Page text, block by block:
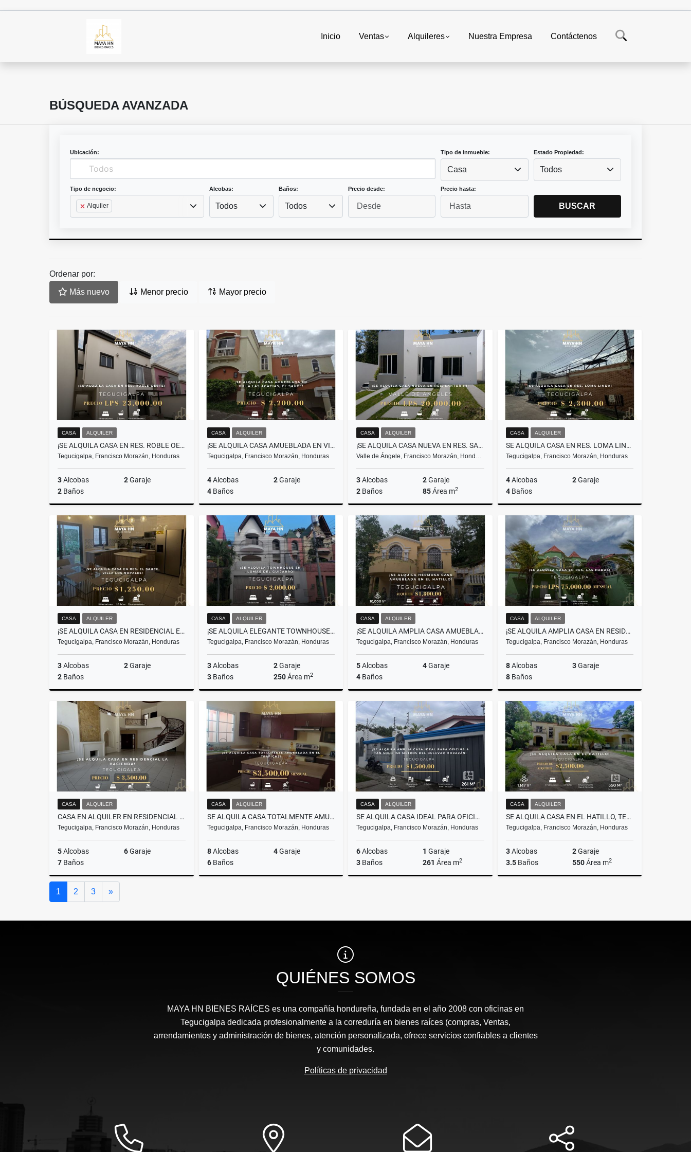
Inicio Ventas Alquileres Nuestra Empresa Contáctenos
BÚSQUEDA AVANZADA
Ubicación: Tipo de inmueble:
Casa
Estado Propiedad:
Todos
Tipo de negocio:
Alquiler
Alcobas:
Todos
Baños:
Todos
Precio desde: Precio hasta:
BUSCAR
Ordenar por:
Más nuevo Menor precio Mayor precio
CASA ALQUILER
¡SE ALQUILA CASA EN RES. ROBLE OESTE, TEGUCIGALPA!
Tegucigalpa, Francisco Morazán, Honduras
3Alcobas 2Garaje
2 Baños
L23,000
CASA ALQUILER
¡SE ALQUILA CASA AMUEBLADA EN VILLA LAS ACACIAS, EL SAUCE!
Tegucigalpa, Francisco Morazán, Honduras
4Alcobas 2Garaje
4Baños
Alquiler
US$2,200
CASA ALQUILER
¡SE ALQUILA CASA NUEVA EN RES. SANTORINI, VALLE DE ÁNGELES!
Valle de Ángele, Francisco Morazán, Hond…
3Alcobas 2Garaje
2 Baños 85Área m2
Alquiler
L20,000
CASA ALQUILER
SE ALQUILA CASA EN RES. LOMA LINDA, TEGUCIGALPA
Tegucigalpa, Francisco Morazán, Honduras
4Alcobas 2Garaje
4Baños
Alquiler
US$2,300
CASA ALQUILER
¡SE ALQUILA CASA EN RESIDENCIAL EL SAUCE – VILLA LOS NOPALES!
Tegucigalpa, Francisco Morazán, Honduras
3Alcobas 2Garaje
2 Baños
Alquiler
US$1,250
CASA ALQUILER
¡SE ALQUILA ELEGANTE TOWNHOUSE EN LOMAS DEL GUIJARRO – TEGUCIGALPA!
Tegucigalpa, Francisco Morazán, Honduras
3Alcobas 2Garaje
3Baños 250Área m2
US$2,000
CASA ALQUILER
¡SE ALQUILA AMPLIA CASA AMUEBLADA EN EL HATILLO!
Tegucigalpa, Francisco Morazán, Honduras
5Alcobas 4Garaje
4 Baños
Alquiler
US$1,800
CASA ALQUILER
¡SE ALQUILA AMPLIA CASA EN RESIDENCIAL LAS HADAS!
Tegucigalpa, Francisco Morazán, Honduras
8Alcobas 3Garaje
8Baños
Alquiler
L75,000
CASA ALQUILER
CASA EN ALQUILER EN RESIDENCIAL LA HACIENDA – TEGUCIGALPA
Tegucigalpa, Francisco Morazán, Honduras
5Alcobas 6Garaje
7 Baños
CASA ALQUILER
SE ALQUILA CASA TOTALMENTE AMUEBLADA EN EL TRAPICHE
Tegucigalpa, Francisco Morazán, Honduras
8Alcobas 4Garaje
6Baños
CASA ALQUILER
SE ALQUILA CASA IDEAL PARA OFICINA A 150 METROS DEL BULEVAR MORAZÁN
Tegucigalpa, Francisco Morazán, Honduras
6Alcobas 1 Garaje
3 Baños 261 Área m2
CASA ALQUILER
SE ALQUILA CASA EN EL HATILLO, TEGUCIGALPA
Tegucigalpa, Francisco Morazán, Honduras
3Alcobas 2Garaje
3.5Baños 550Área m2
1 2 3 »Siguiente
QUIÉNES SOMOS
MAYA HN BIENES RAÍCES​ es una compañía hondureña, fundada en el año 2008 con oficinas en
Tegucigalpa dedicada profesionalmente a la correduría en bienes raíces (compras, Ventas,
arrendamientos y administración de bienes, atención personalizada, ofrece servicios confiables a clientes
y comunidades.
Políticas de privacidad